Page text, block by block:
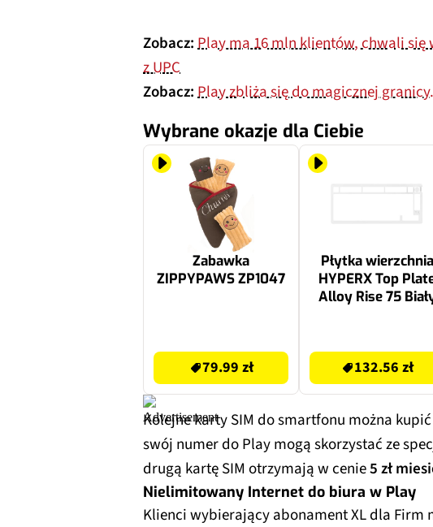
Zobacz:Play ma 16 mln klientów, chwali się
z UPC
Zobacz:Play zbliża się do magicznej
Wybrane okazje dla Ciebie
Zabawka
ZIPPYPAWS ZP1047
79.99 zł
Płytka wierzchnia
HYPERX Top
Alloy Rise 75
132.56 zł
Kolejne karty SIM do smartfonu można kupić
swój numer do Play mogą skorzystać ze
drugą kartę SIM otrzymają w cenie5 zł
Nielimitowany Internet do biura w Play
Klienci wybierający abonament XL dla Firm